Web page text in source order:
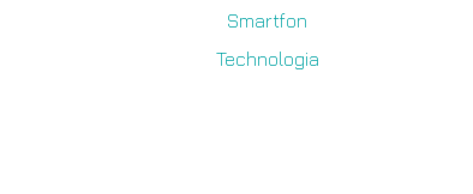
Smartfon
Technologia